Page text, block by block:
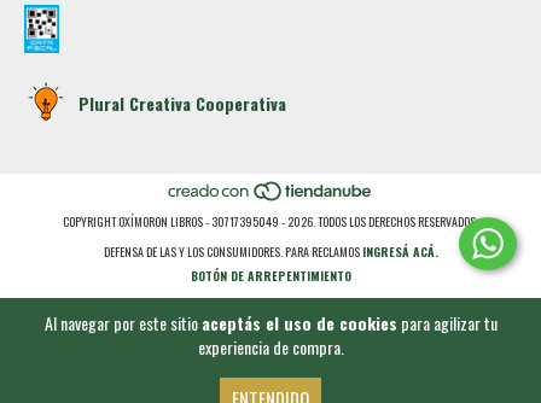
Al navegar por este sitioaceptás el uso de cookies para agilizar tu
experiencia de compra.
Plural Creativa Cooperativa
COPYRIGHT OXÍMORON LIBROS - 30717395049 - 2026. TODOS LOS DERECHOS RESERVADOS.
DEFENSA DE LAS Y LOS CONSUMIDORES. PARA RECLAMOS INGRESÁ ACÁ.
BOTÓN DE ARREPENTIMIENTO